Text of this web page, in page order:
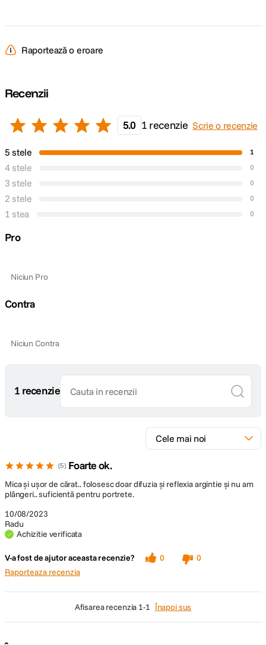
Raportează o eroare
Recenzii
5.0 1 recenzie Scrie o recenzie
5 stele 1
4 stele 0
3 stele 0
2 stele 0
1 stea 0
Pro
Niciun Pro
Contra
Niciun Contra
1 recenzie
5 Foarte ok.
10/08/2023
Radu
Achizitie verificata
Mica și ușor de cărat.. folosesc doar difuzia și reflexia argintie și nu am
plângeri.. suficientă pentru portrete.
V-a fost de ajutor aceasta recenzie? 0
0
Raporteaza recenzia
afisarea recenzia 1-1 Înapoi sus